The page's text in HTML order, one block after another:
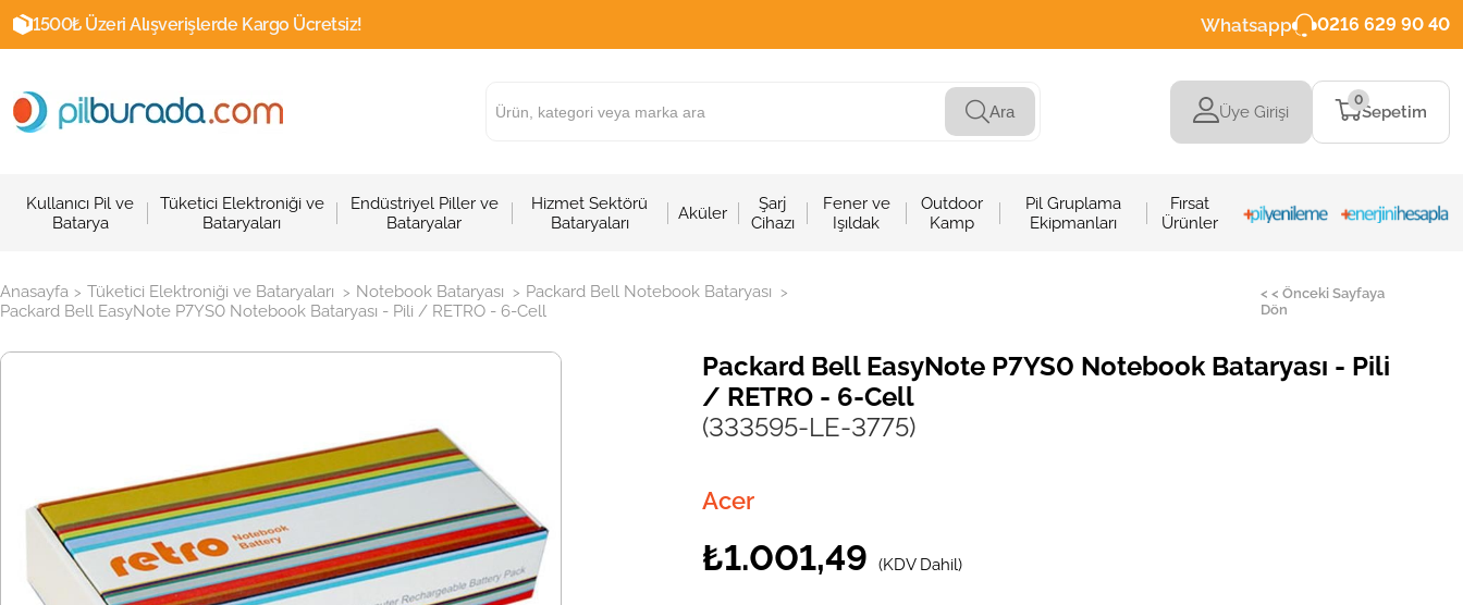
1500₺ Üzeri Alışverişlerde Kargo Ücretsiz! Whatsapp 0216 629 90 40
Ara Üye Girişi Sepetim
0
Kullanıcı Pil ve
Batarya
Tüketici Elektroniği ve
Bataryaları
Endüstriyel Piller ve
Bataryalar
Hizmet Sektörü
Bataryaları
Aküler
Şarj
Cihazı
Fener ve
Işıldak
Outdoor
Kamp
Pil Gruplama
Ekipmanları
Fırsat
Ürünler
Anasayfa > Tüketici Elektroniği ve Bataryaları > Notebook Bataryası > Packard Bell Notebook Bataryası >
Packard Bell EasyNote P7YS0 Notebook Bataryası - Pili / RETRO - 6-Cell
< < Önceki Sayfaya
Dön
Packard Bell EasyNote P7YS0 Notebook Bataryası - Pili
/ RETRO - 6-Cell
(333595-LE-3775)
Acer
₺1.001,49 (KDV Dahil)